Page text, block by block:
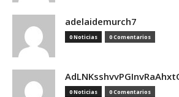
adelaidemurch7
0 Noticias 0 Comentarios
0 Noticias 0 Comentarios